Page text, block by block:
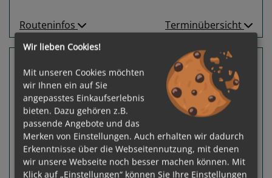
Routeninfos Terminübersicht
14 Nächte Madeira, Teneriffa, Lanzarote
Mein Schiff 7
Las Palmas, Gran Canaria (Kanaren) - Las
Palmas, Gran Canaria (Kanaren)
Wir lieben Cookies!
Mit unseren Cookies möchten
wir Ihnen ein auf Sie
angepasstes Einkaufserlebnis
bieten. Dazu gehören z.B.
passende Angebote und das
Merken von Einstellungen. Auch erhalten wir dadurch
Erkenntnisse über die Webseitennutzung, mit denen
wir unsere Webseite noch besser machen können. Mit
Klick auf „Einstellungen“ können Sie Ihre Einstellungen